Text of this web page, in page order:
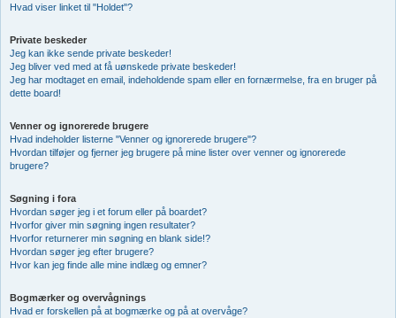
Hvad viser linket til "Holdet"?
Private beskeder
Jeg kan ikke sende private beskeder!
Jeg bliver ved med at få uønskede private beskeder!
Jeg har modtaget en email, indeholdende spam eller en fornærmelse, fra en bruger på
dette board!
Venner og ignorerede brugere
Hvad indeholder listerne "Venner og ignorerede brugere"?
Hvordan tilføjer og fjerner jeg brugere på mine lister over venner og ignorerede
brugere?
Søgning i fora
Hvordan søger jeg i et forum eller på boardet?
Hvorfor giver min søgning ingen resultater?
Hvorfor returnerer min søgning en blank side!?
Hvordan søger jeg efter brugere?
Hvor kan jeg finde alle mine indlæg og emner?
Bogmærker og overvågnings
Hvad er forskellen på at bogmærke og på at overvåge?